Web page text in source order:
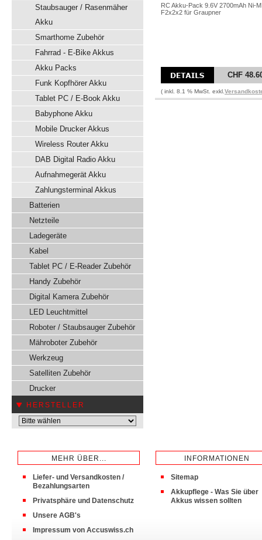
Staubsauger / Rasenmäher
Akku
Smarthome Zubehör
Fahrrad - E-Bike Akkus
Akku Packs
Funk Kopfhörer Akku
Tablet PC / E-Book Akku
Babyphone Akku
Mobile Drucker Akkus
Wireless Router Akku
DAB Digital Radio Akku
Aufnahmegerät Akku
Zahlungsterminal Akkus
Batterien
Netzteile
Ladegeräte
Kabel
Tablet PC / E-Reader Zubehör
Handy Zubehör
Digital Kamera Zubehör
LED Leuchtmittel
Roboter / Staubsauger Zubehör
Mähroboter Zubehör
Werkzeug
Satelliten Zubehör
Drucker
HERSTELLER
RC Akku-Pack 9.6V 2700mAh Ni-
F2x2x2 für Graupner
CHF
( inkl. 8.1 % MwSt. exkl.
MEHR ÜBER...
Liefer- und Versandkosten /
Bezahlungsarten
Privatsphäre und Datenschutz
Unsere AGB's
Impressum von Accuswiss.ch
INFORMATIONEN
Sitemap
Akkupflege - Was Sie über
Akkus wissen sollten